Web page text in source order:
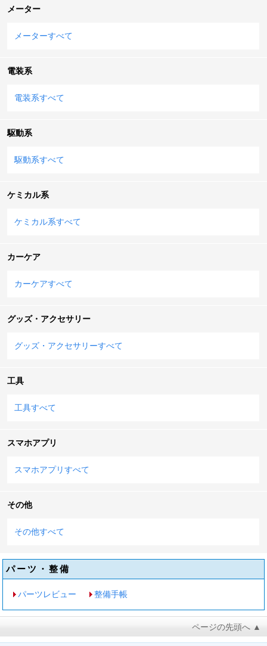
メーター
メーターすべて
電装系
電装系すべて
駆動系
駆動系すべて
ケミカル系
ケミカル系すべて
カーケア
カーケアすべて
グッズ・アクセサリー
グッズ・アクセサリーすべて
工具
工具すべて
スマホアプリ
スマホアプリすべて
その他
その他すべて
パーツ・整備
パーツレビュー 整備手帳
ページの先頭へ ▲